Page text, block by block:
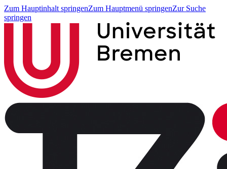
Zum Hauptinhalt springenZum Hauptmenü springenZur Suche
springen